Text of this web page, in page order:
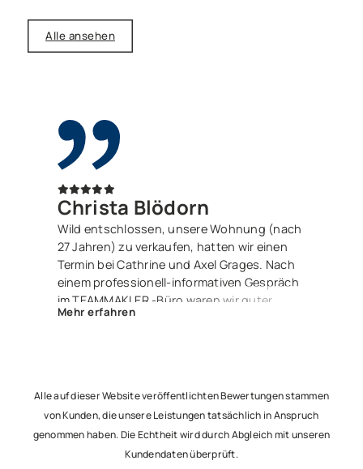
Alle ansehen
Christa Blödorn
Wild entschlossen, unsere Wohnung (nach
27 Jahren) zu verkaufen, hatten wir einen
Termin bei Cathrine und Axel Grages. Nach
einem professionell-informativen Gespräch
im TEAMMAKLER -Büro waren wir guter
Dinge. Und zu recht – denn Herr Luis
Ereignisse und Aktivitäten informiert. Nur 2
Monate später saßen wir nun alle – glücklich
und zufrieden – beim Notar, um den Vertrag
zu unterzeichnen und freuen uns jetzt
schon auf die Übergabe an unsere netten
Mehr erfahren
Alle auf dieser Website veröffentlichten Bewertungen stammen
von Kunden, die unsere Leistungen tatsächlich in Anspruch
genommen haben. Die Echtheit wird durch Abgleich mit unseren
Kundendaten überprüft.